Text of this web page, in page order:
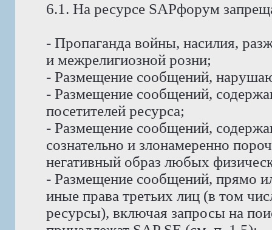
6.1. На ресурсе SAPфорум
- Пропаганда войны, насилия,
и межрелигиозной розни;
- Размещение сообщений,
- Размещение сообщений,
посетителей ресурса;
- Размещение сообщений,
сознательно и злонамеренно
негативный образ любых
- Размещение сообщений, прямо
иные права третьих лиц (в том
ресурсы), включая запросы на